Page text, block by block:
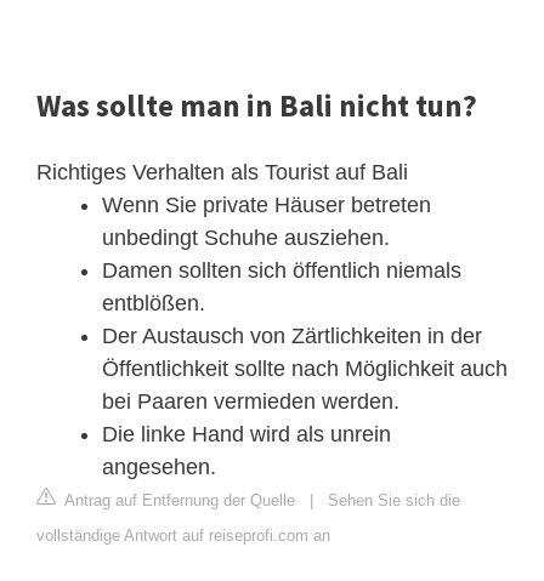
Was sollte man in Bali nicht tun?
Richtiges Verhalten als Tourist auf Bali
Wenn Sie private Häuser betreten
unbedingt Schuhe ausziehen.
Damen sollten sich öffentlich niemals
entblößen.
Der Austausch von Zärtlichkeiten in der
Öffentlichkeit sollte nach Möglichkeit auch
bei Paaren vermieden werden.
Die linke Hand wird als unrein
angesehen.
Antrag auf Entfernung der Quelle
Sehen Sie sich die
vollständige Antwort auf reiseprofi.com an